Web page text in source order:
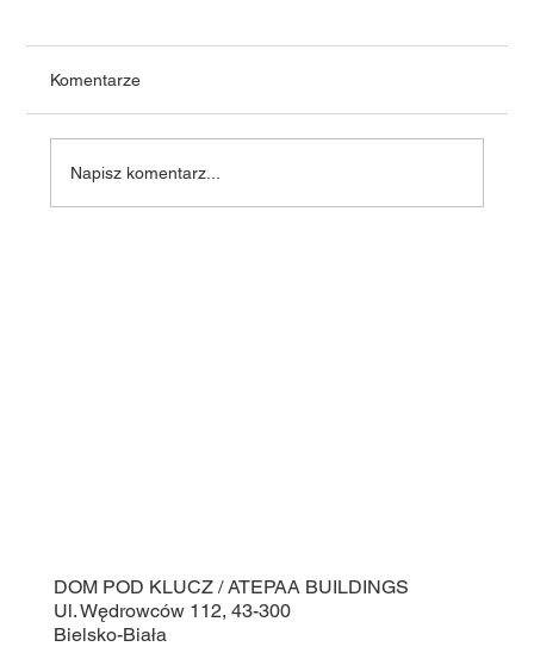
Komentarze
Napisz komentarz...
DOM POD KLUCZ / ATEPAA BUILDINGS
Ul. Wędrowców 112, 43-300
Bielsko-Biała